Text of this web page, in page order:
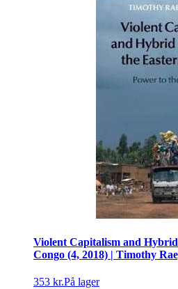
Violent Capitalism and
Congo (4, 2018) | Timothy
353 kr.På lager